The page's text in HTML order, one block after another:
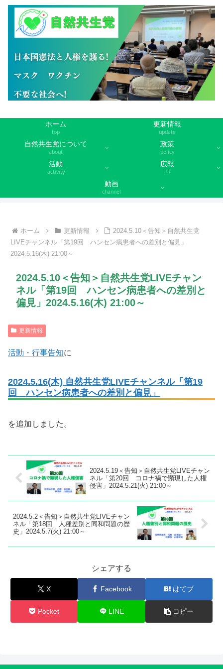
ホーム
top
更新情報
update
自然共生党について
about
政策
policy
活動
activity
広報
PR
動画
channel
ホーム 更新情報
2024.5.10＜告知＞自然共生党
LIVEチャンネル「第19回 ハンセン病患者への差別と偏見」
2024.5.16(木) 21:00～
2024.5.10＜告知＞自然共生党LIVEチャン
ネル「第19回 ハンセン病患者への差別と
偏見」2024.5.16(木) 21:00～
更新情報
活動・行事告知に
2024.5.16(木) 自然共生党LIVEチャンネル「第19
回 ハンセン病患者への差別と偏見」
を追加しました。
2024.5.19＜告知＞自然共生党LIVEチャン
ネル「第20回 コロナ禍で顕現した人権
侵害」2024.5.21(火) 21:00～
2024.5.2＜告知＞自然共生党LIVEチャン
ネル「第18回 人種差別と同和問題の歴
史」2024.5.7(火) 21:00～
シェアする
X Facebook はてブ
Pocket LINE コピー